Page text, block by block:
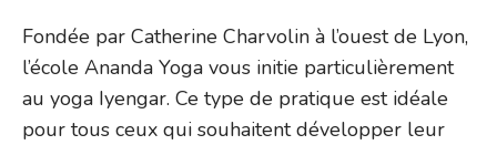
Fondée par Catherine Charvolin à l’ouest de Lyon,
l’école Ananda Yoga vous initie particulièrement
au yoga Iyengar. Ce type de pratique est idéale
pour tous ceux qui souhaitent développer leur